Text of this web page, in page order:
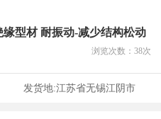
型材 耐振动-减少结构松动
浏览次数： 38次
发货地:江苏省无锡江阴市